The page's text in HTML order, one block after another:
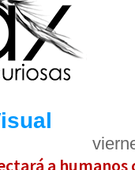
a humanos